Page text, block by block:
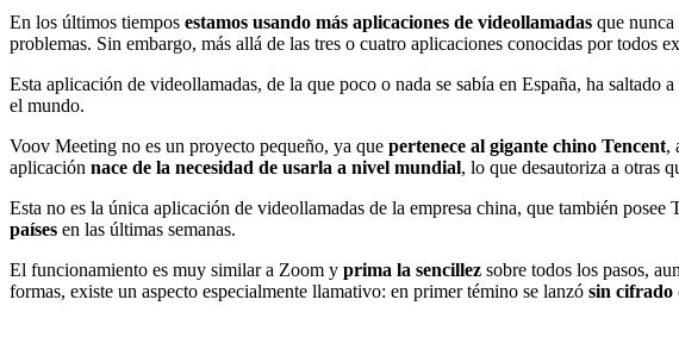
En los últimos tiempos estamos usando más aplicaciones de videollamadas que nunca
problemas. Sin embargo, más allá de las tres o cuatro aplicaciones conocidas por todos
Esta aplicación de videollamadas, de la que poco o nada se sabía en España, ha saltado
el mundo.
Voov Meeting no es un proyecto pequeño, ya que pertenece al gigante chino Tencent,
aplicación nace de la necesidad de usarla a nivel mundial, lo que desautoriza a otras
Esta no es la única aplicación de videollamadas de la empresa china, que también
países en las últimas semanas.
El funcionamiento es muy similar a Zoom y prima la sencillez sobre todos los pasos,
formas, existe un aspecto especialmente llamativo: en primer témino se lanzó sin cifrado